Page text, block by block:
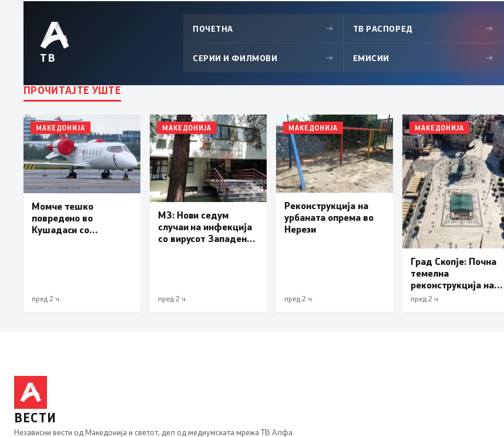
ТВ
ПОЧЕТНА → ТВ РАСПОРЕД →
СЕРИИ И ФИЛМОВИ → ЕМИСИИ →
ПРОЧИТАЈТЕ УШТЕ
МАКЕДОНИЈА
Момче тешко
повредено во
Кушадаси со
пред 2 ч.
МАКЕДОНИЈА
МЗ: Нови седум
случаи на инфекција
со вирусот Западен
пред 2 ч.
МАКЕДОНИЈА
Реконструкција на
урбаната опрема во
Нерези
пред 2 ч.
МАКЕДОНИЈА
Град Скопје: Почна
темелна
реконструкција на
еден од симболите на
пред 2 ч.
ВЕСТИ
Независни вести од Македонија и светот, дел од медиумската мрежа ТВ Алфа.